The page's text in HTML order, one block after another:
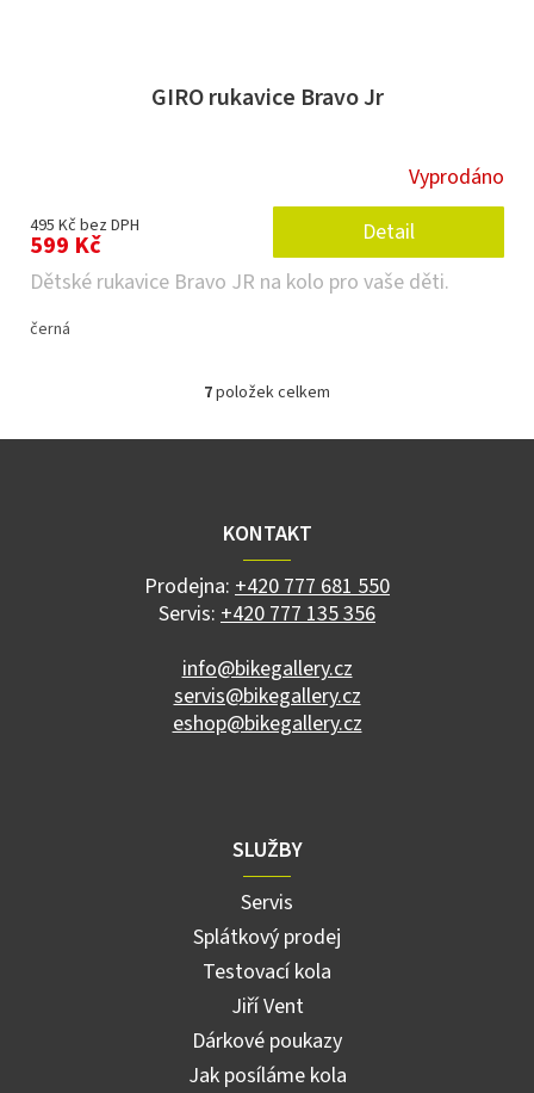
GIRO rukavice Bravo Jr
Vyprodáno
495 Kč bez DPH
599 Kč
Detail
Dětské rukavice Bravo JR na kolo pro vaše děti.
černá
O
l
c
í
p
r
v
y
v
ý
p
7položek celkem
KONTAKT
Prodejna: +420 777 681 550
Servis: +420 777 135 356
info@bikegallery.cz
servis@bikegallery.cz
eshop@bikegallery.cz
SLUŽBY
Servis
Splátkový prodej
Testovací kola
Jiří Vent
Dárkové poukazy
Jak posíláme kola